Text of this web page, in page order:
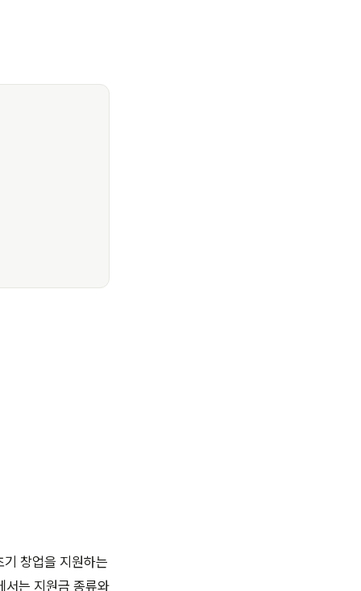
창업을 지원하는
서는 지원금 종류와